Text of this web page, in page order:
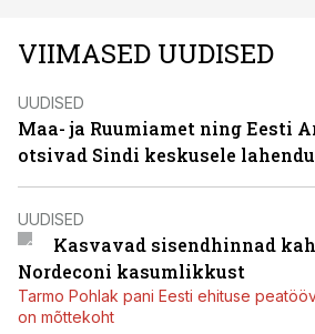
VIIMASED UUDISED
UUDISED
Maa- ja Ruumiamet ning Eesti
otsivad Sindi keskusele
UUDISED
Kasvavad sisendhinnad
Nordeconi kasumlikkust
Tarmo Pohlak pani Eesti ehituse
on mõttekoht